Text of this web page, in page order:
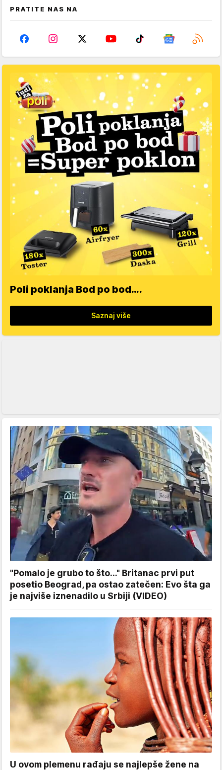
PRATITE NAS NA
Poli poklanja Bod po bod….
Saznaj više
"Pomalo je grubo to što..." Britanac prvi put
posetio Beograd, pa ostao zatečen: Evo šta ga
je najviše iznenadilo u Srbiji (VIDEO)
U ovom plemenu rađaju se najlepše žene na